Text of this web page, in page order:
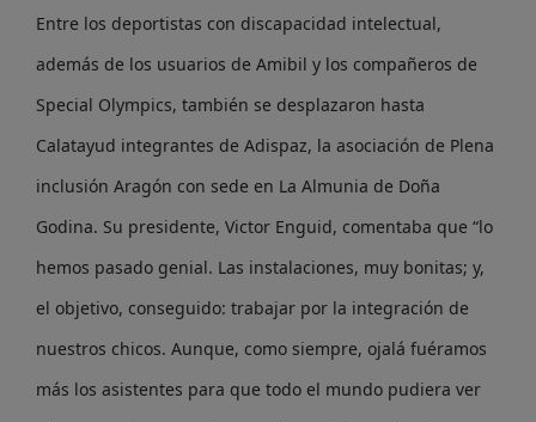
Entre los deportistas con discapacidad intelectual,
además de los usuarios de Amibil y los compañeros de
Special Olympics, también se desplazaron hasta
Calatayud integrantes de Adispaz, la asociación de Plena
inclusión Aragón con sede en La Almunia de Doña
Godina. Su presidente, Victor Enguid, comentaba que “lo
hemos pasado genial. Las instalaciones, muy bonitas; y,
el objetivo, conseguido: trabajar por la integración de
nuestros chicos. Aunque, como siempre, ojalá fuéramos
más los asistentes para que todo el mundo pudiera ver